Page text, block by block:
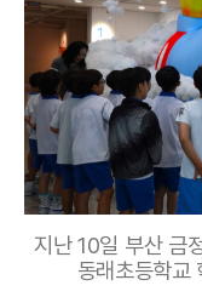
지난 10일 부산 금
동래초등학교